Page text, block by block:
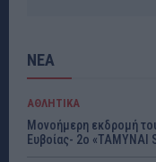
ΝΕΑ
ΑΘΛΗΤΙΚΑ
Μονοήμερη εκδρομή
Ευβοίας- 2ο «ΤΑΜΥΝΑΙ